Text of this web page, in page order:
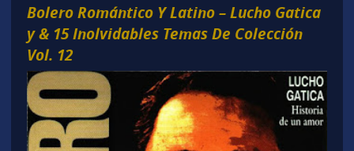
Bolero Romántico Y Latino – Lucho Gatica
y & 15 Inolvidables Temas De Colección
Vol. 12